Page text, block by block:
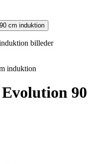
billeder
90